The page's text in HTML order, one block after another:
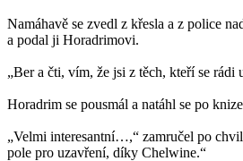
Namáhavě se zvedl z křesla a z police
a podal ji Horadrimovi.
„Ber a čti, vím, že jsi z těch, kteří se rádi
Horadrim se pousmál a natáhl se po
„Velmi interesantní…,“ zamručel po
pole pro uzavření, díky Chelwine.“